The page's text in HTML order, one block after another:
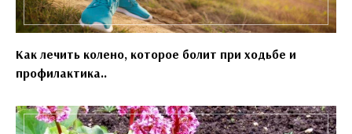
Как лечить колено, которое болит при ходьбе и
профилактика..